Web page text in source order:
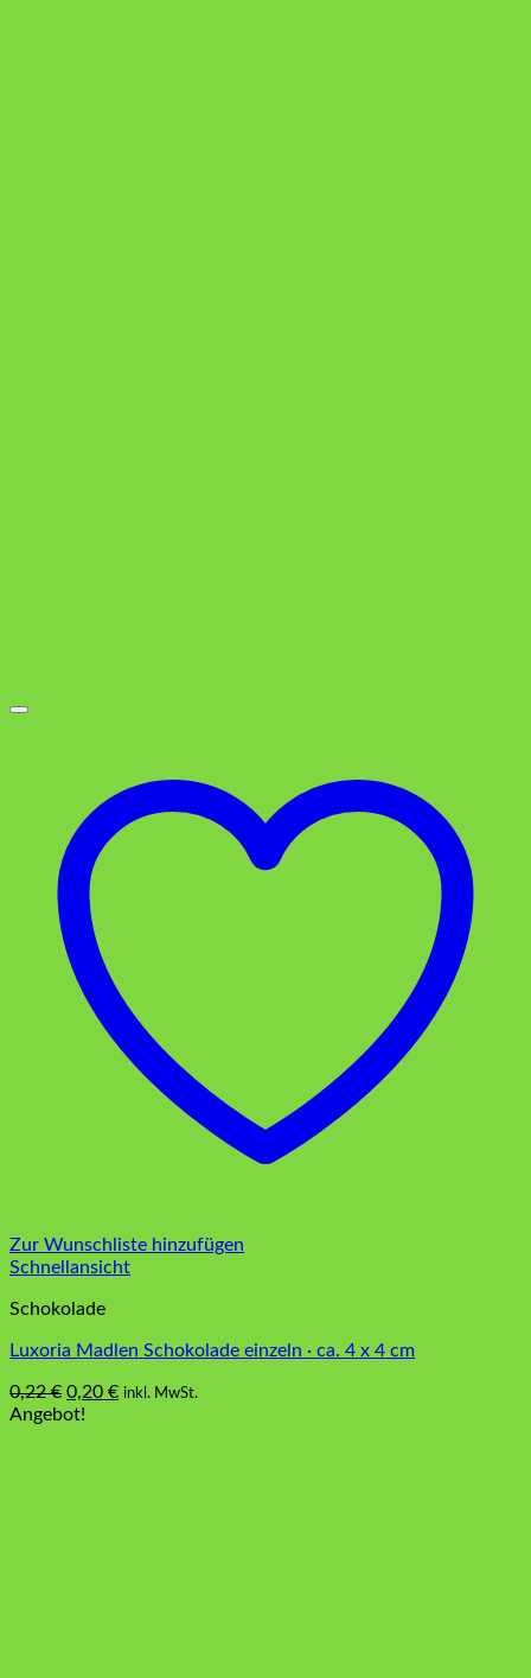
Zur Wunschliste hinzufügen
Schnellansicht
Schokolade
Luxoria Madlen Schokolade einzeln · ca. 4 x 4 cm
0,22€ Ursprünglicher
Preis
0,20 €Aktueller
inkl. MwSt.
Dieses
Angebot!